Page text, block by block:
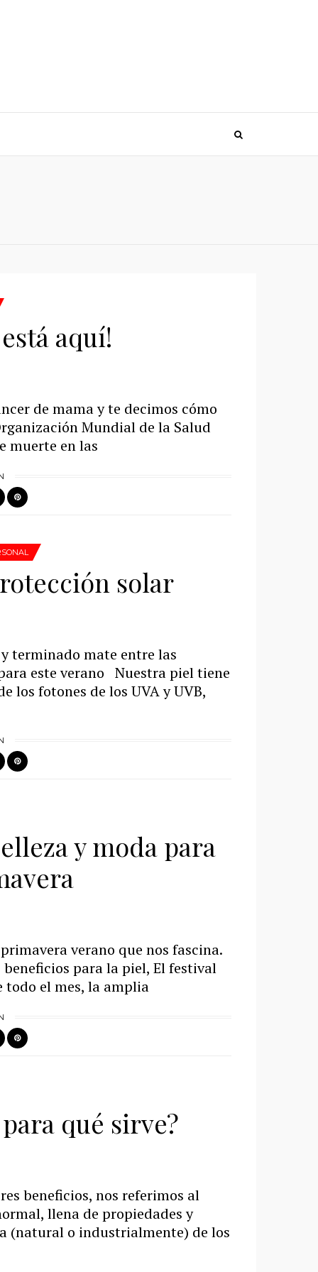
aquí!
de mama y te decimos cómo
Mundial de la Salud
muerte en las
solar
terminado mate entre las
este verano Nuestra piel tiene
los fotones de los UVA y UVB,
y moda para
verano que nos fascina.
para la piel, El festival
todo el mes, la amplia
qué sirve?
beneficios, nos referimos al
llena de propiedades y
(natural o industrialmente) de los